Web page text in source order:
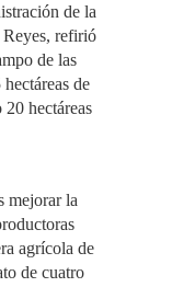
de la
refirió
de las
de
hectáreas
mejorar la
agrícola de
de cuatro